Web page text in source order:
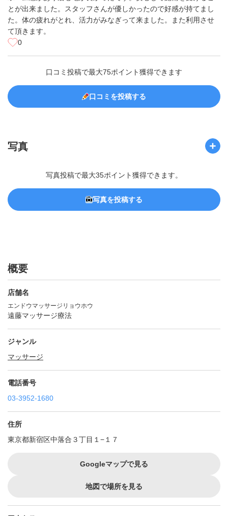
とが出来ました。スタッフさんが優しかったので好感が持てまし
た。体の疲れがとれ、活力がみなぎって来ました。また利用させ
て頂きます。
0
口コミ投稿で最大75ポイント獲得できます
口コミを投稿する
写真
写真投稿で最大35ポイント獲得できます。
写真を投稿する
概要
店舗名
エンドウマッサージリョウホウ
遠藤マッサージ療法
ジャンル
マッサージ
電話番号
03-3952-1680
住所
東京都新宿区中落合３丁目１−１７
Googleマップで見る
地図で場所を見る